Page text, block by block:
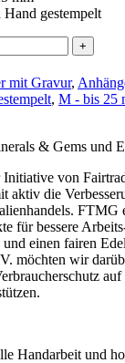
gestempelt
+
mit Gravur,
, M - bis 25
& Gems und
von
aktiv die
FTMG
für bessere
einen fairen
möchten wir
Handarbeit und